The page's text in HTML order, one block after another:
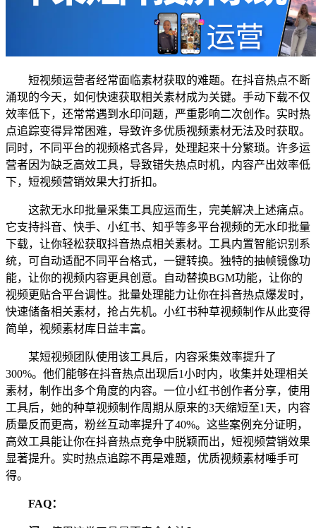
短视频运营者经常面临素材获取的难题。在抖音热点不断
涌现的今天，如何快速获取相关素材成为关键。手动下载不仅
效率低下，还常常遇到水印问题，严重影响二次创作。实时热
点追踪变得异常困难，导致许多优质视频素材无法及时获取。
同时，不同平台的视频格式各异，处理起来十分繁琐。许多运
营者因为缺乏高效工具，导致错失热点时机，内容产出效率低
下，短视频营销效果大打折扣。
这款无水印批量采集工具应运而生，完美解决上述痛点。
它支持抖音、快手、小红书、知乎等多平台视频的无水印批量
下载，让你轻松获取抖音热点相关素材。工具内置智能识别系
统，可自动适配不同平台格式，一键转换。独特的抽帧镜像功
能，让你的视频内容更具创意。自动替换BGM功能，让你的
视频更贴合平台调性。批量处理能力让你在抖音热点爆发时，
快速储备相关素材，抢占先机。小红书种草视频制作从此变得
简单，视频素材库日益丰富。
某短视频团队使用该工具后，内容采集效率提升了
300%。他们能够在抖音热点出现后1小时内，收集并处理相关
素材，制作出多个角度的内容。一位小红书创作者分享，使用
工具后，她的种草视频制作周期从原来的3天缩短至1天，内容
质量反而更高，粉丝互动率提升了40%。这些案例充分证明，
高效工具能让你在抖音热点竞争中脱颖而出，短视频营销效果
显著提升。实时热点追踪不再是难题，优质视频素材唾手可
得。
FAQ：